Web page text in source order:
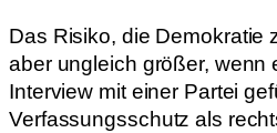
Das Risiko, die Demokratie
aber ungleich größer, wenn
Interview mit einer Partei
Verfassungsschutz als